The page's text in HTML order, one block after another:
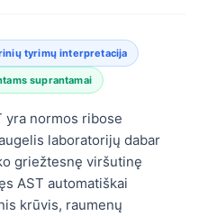
tyrimų interpretacija
suprantamai
yra normos ribose
laboratorijų dabar
griežtesnę viršutinę
AST automatiškai
krūvis, raumenų